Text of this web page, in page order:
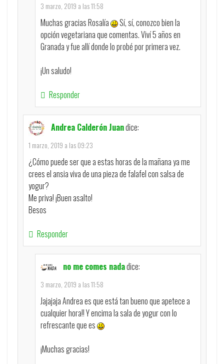
3 marzo, 2019 a las 11:58
Muchas gracias Rosalía
Sí, sí, conozco bien la
opción vegetariana que comentas. Viví 5 años en
Granada y fue allí donde lo probé por primera vez.
¡Un saludo!
Responder
Andrea Calderón Juandice:
1 marzo, 2019 a las 09:23
¿Cómo puede ser que a estas horas de la mañana ya me
crees el ansia viva de una pieza de falafel con salsa de
yogur?
Me priva! ¡Buen asalto!
Besos
Responder
no me comes nadadice:
3 marzo, 2019 a las 11:58
Jajajaja Andrea es que está tan bueno que apetece a
cualquier hora!! Y encima la sala de yogur con lo
refrescante que es
¡Muchas gracias!